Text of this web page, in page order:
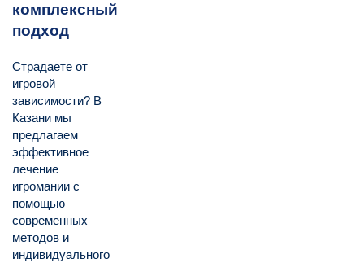
комплексный
подход
Страдаете от
игровой
зависимости? В
Казани мы
предлагаем
эффективное
лечение
игромании с
помощью
современных
методов и
индивидуального